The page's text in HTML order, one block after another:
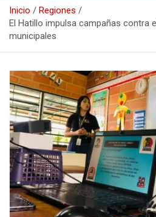
Inicio
Regiones
El Hatillo impulsa campañas contra
municipales